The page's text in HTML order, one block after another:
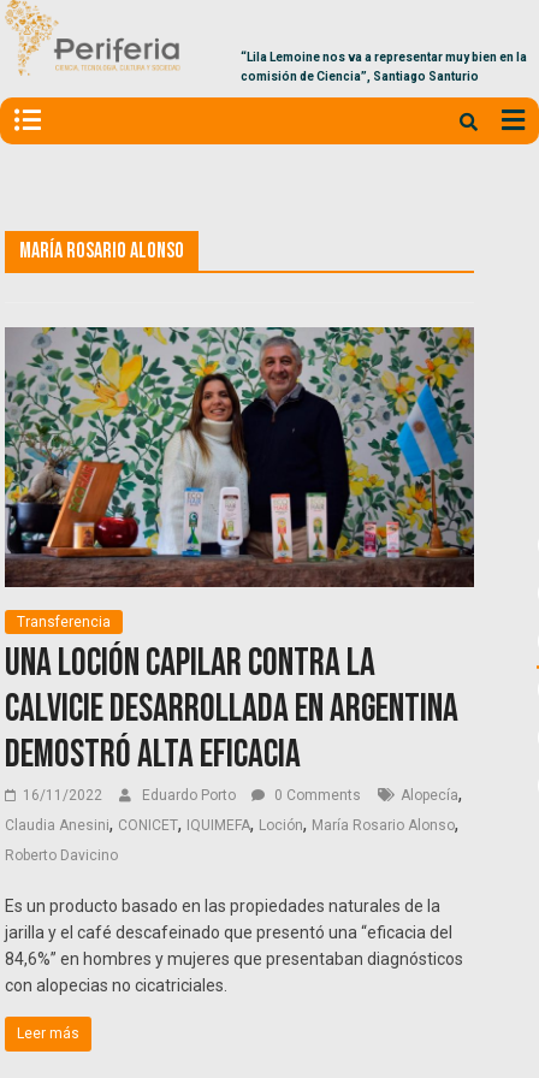
“Lila Lemoine nos va a representar muy bien en la
comisión de Ciencia”, Santiago Santurio
María Rosario Alonso
Transferencia
Una loción capilar contra la
calvicie desarrollada en Argentina
demostró alta eficacia
16/11/2022 Eduardo Porto 0 Comments Alopecía,
Claudia Anesini, CONICET, IQUIMEFA, Loción, María Rosario Alonso,
Roberto Davicino
Es un producto basado en las propiedades naturales de la
jarilla y el café descafeinado que presentó una “eficacia del
84,6%” en hombres y mujeres que presentaban diagnósticos
con alopecias no cicatriciales.
Leer más